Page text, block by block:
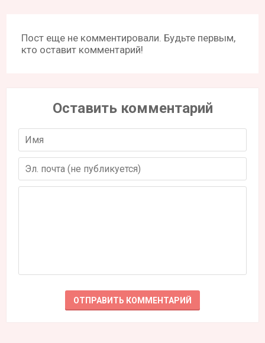
Пост еще не комментировали. Будьте первым,
кто оставит комментарий!
Оставить комментарий